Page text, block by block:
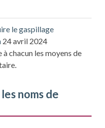
le gaspillage
24 avril 2024
chacun les moyens de
noms de